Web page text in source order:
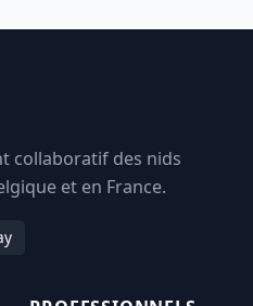
collaboratif des nids
et en France.